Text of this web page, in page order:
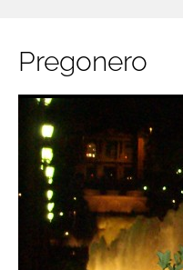
Pregonero